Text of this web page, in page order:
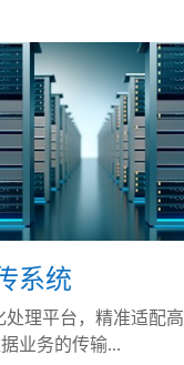
系统
处理平台，精准适配高
业务的传输...